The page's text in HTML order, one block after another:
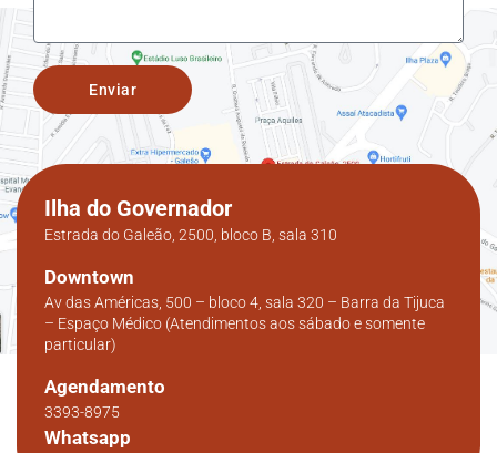
Enviar
Ilha do Governador
Estrada do Galeão, 2500, bloco B, sala 310
Downtown
Av das Américas, 500 – bloco 4, sala 320 – Barra da Tijuca
– Espaço Médico (Atendimentos aos sábado e somente
particular)
Agendamento
3393-8975
Whatsapp